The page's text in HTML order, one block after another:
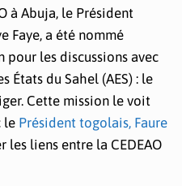
à Abuja, le Président
Faye, a été nommé
pour les discussions avec
États du Sahel (AES) : le
Cette mission le voit
le Président togolais, Faure
les liens entre la CEDEAO